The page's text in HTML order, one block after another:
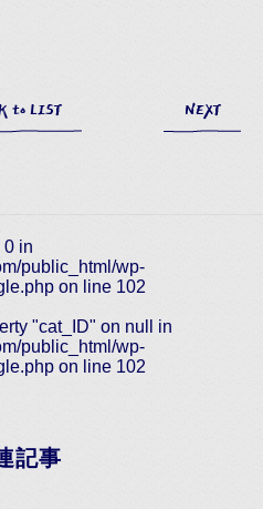
to LIST NEXT
0 in
public_html/wp-
on line 102
"cat_ID" on null in
public_html/wp-
on line 102
記事